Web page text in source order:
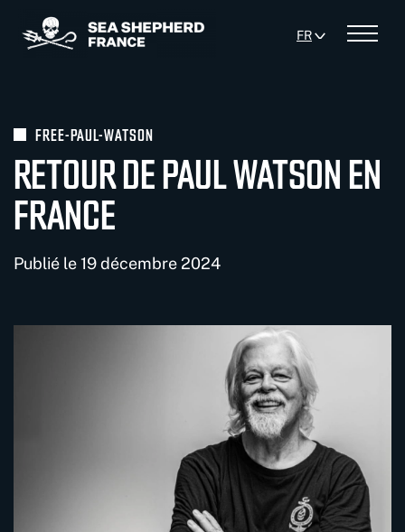
FR Menu
FREE-PAUL-WATSON
RETOUR DE PAUL WATSON EN
FRANCE
Publié le 19 décembre 2024
Panneau de gestion des cookies